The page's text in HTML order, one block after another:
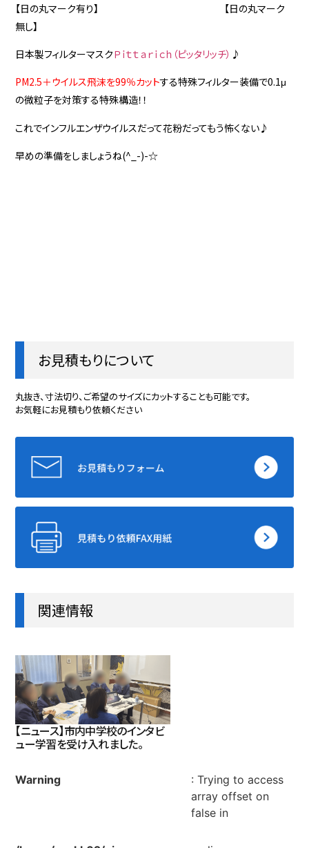
【日の丸マーク有り】 【日の丸マーク
無し】
日本製フィルターマスクＰｉｔｔａｒｉｃｈ（ピッタリッチ） ♪
PM2.5＋ウイルス飛沫を99％カットする特殊フィルター装備で0.1μ
の微粒子を対策する特殊構造！！
これでインフルエンザウイルスだって花粉だってもう怖くない♪
早めの準備をしましょうね(^_-)-☆
お見積もりについて
丸抜き、寸法切り、ご希望のサイズにカットすることも可能です。
お気軽にお見積もり依頼ください
関連情報
【ニュース】市内中学校のインタビ
ュー学習を受け入れました。
Warning
: Trying to access
array offset on
false in